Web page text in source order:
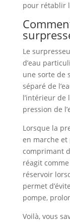
pour rétablir
Le
d’eau
une sorte de
séparé de
l’intérieur de
pression de
Lorsque la
en marche et
comprimant
réagit
réservoir
permet
pompe,
Voilà, vous